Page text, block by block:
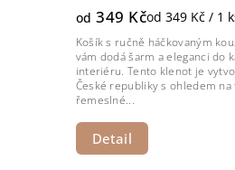
od 349 Kčod 349 Kč / 1
Detail
Košík s ručně háčkovaným
vám dodá šarm a eleganci do
interiéru. Tento klenot je
České republiky s ohledem
řemeslné...